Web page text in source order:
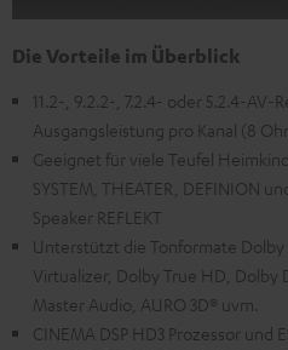
Die Vorteile im Überblick
11.2-, 9.2.2-, 7.2.4- oder 5.2.4-AV-
Ausgangsleistung pro Kanal (8
Geeignet für viele Teufel
SYSTEM, THEATER, DEFINION
Speaker REFLEKT
Unterstützt die Tonformate
Virtualizer, Dolby True HD, Dolby
Master Audio, AURO 3D® uvm.
CINEMA DSP HD3 Prozessor und